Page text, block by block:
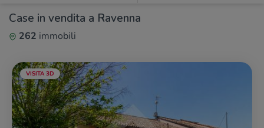
Case in vendita a Ravenna
262 immobili
VISITA 3D